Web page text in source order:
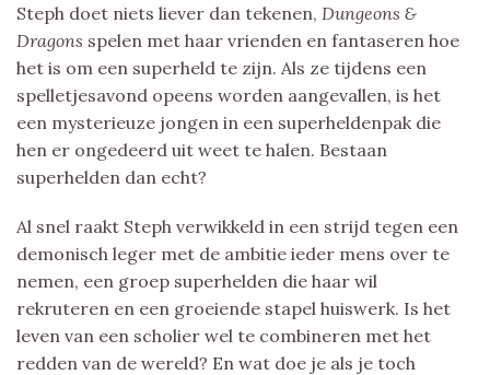
Steph doet niets liever dan tekenen, Dungeons &
Dragons spelen met haar vrienden en fantaseren hoe
het is om een superheld te zijn. Als ze tijdens een
spelletjesavond opeens worden aangevallen, is het
een mysterieuze jongen in een superheldenpak die
hen er ongedeerd uit weet te halen. Bestaan
superhelden dan echt?
Al snel raakt Steph verwikkeld in een strijd tegen een
demonisch leger met de ambitie ieder mens over te
nemen, een groep superhelden die haar wil
rekruteren en een groeiende stapel huiswerk. Is het
leven van een scholier wel te combineren met het
redden van de wereld? En wat doe je als je toch